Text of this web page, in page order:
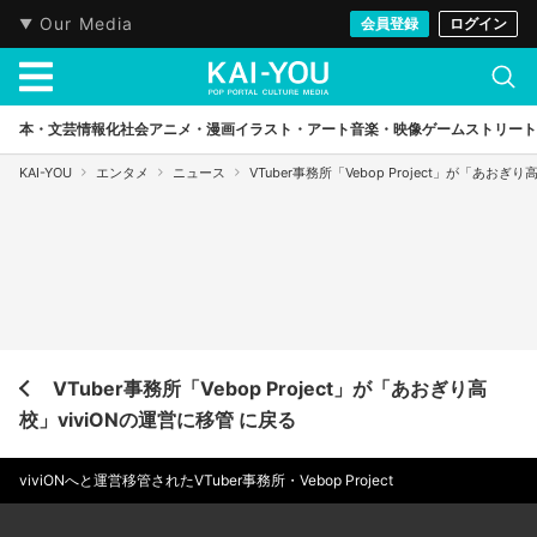
Our Media 会員登録 ログイン
本・文芸情報化社会アニメ・漫画イラスト・アート音楽・映像ゲームストリート
KAI-YOU エンタメ ニュース VTuber事務所「Vebop Project」が「あおぎり
VTuber事務所「Vebop Project」が「あおぎり高
校」viviONの運営に移管 に戻る
viviONへと運営移管されたVTuber事務所・Vebop Project